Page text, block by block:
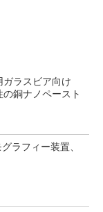
ガラスビア向け
銅ナノペースト
ラフィー装置、